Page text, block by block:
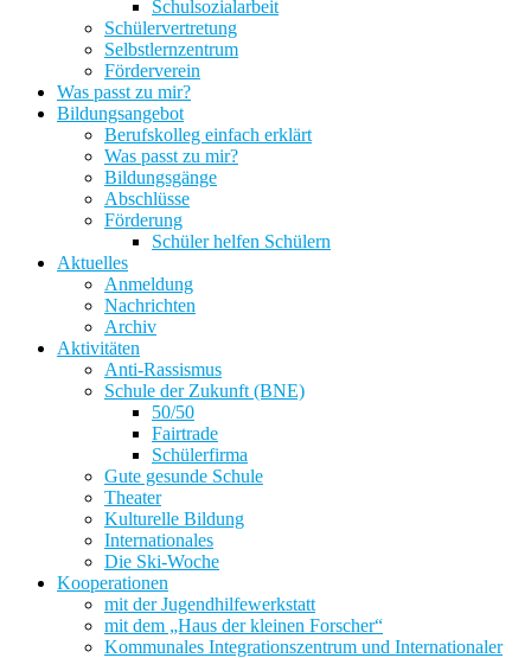
Schulsozialarbeit
Schülervertretung
Selbstlernzentrum
Förderverein
Was passt zu mir?
Bildungsangebot
Berufskolleg einfach erklärt
Was passt zu mir?
Bildungsgänge
Abschlüsse
Förderung
Schüler helfen Schülern
Aktuelles
Anmeldung
Nachrichten
Archiv
Aktivitäten
Anti-Rassismus
Schule der Zukunft (BNE)
50/50
Fairtrade
Schülerfirma
Gute gesunde Schule
Theater
Kulturelle Bildung
Internationales
Die Ski-Woche
Kooperationen
mit der Jugendhilfewerkstatt
mit dem „Haus der kleinen Forscher“
Kommunales Integrationszentrum und Internationaler